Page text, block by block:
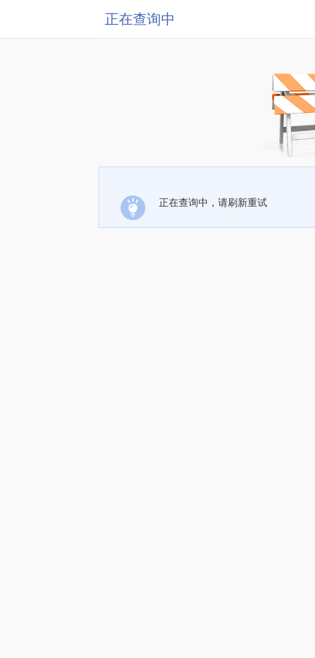
正在查询中
正在查询中，请刷新重试